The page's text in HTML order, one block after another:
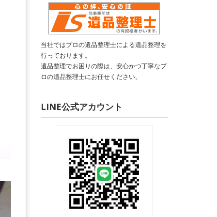
当社ではプロの遺品整理士による遺品整理を
行っております。
遺品整理でお困りの際は、安心かつ丁寧なプ
ロの遺品整理士にお任せください。
LINE公式アカウント